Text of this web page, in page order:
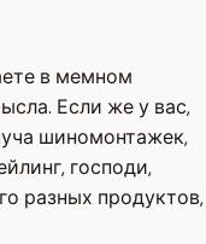
в мемном
Если же у вас,
шиномонтажек,
господи,
разных продуктов,